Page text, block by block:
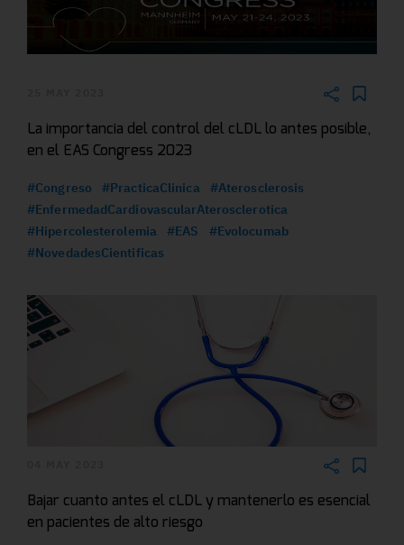
La importancia del control del cLDL lo antes posible,
en el EAS Congress 2023
#Congreso #PracticaClinica
#Aterosclerosis
#EnfermedadCardiovascularAterosclerotica
#Hipercolesterolemia
#EAS
#Evolocumab
#NovedadesCientificas
Bajar cuanto antes el cLDL y mantenerlo es esencial
en pacientes de alto riesgo